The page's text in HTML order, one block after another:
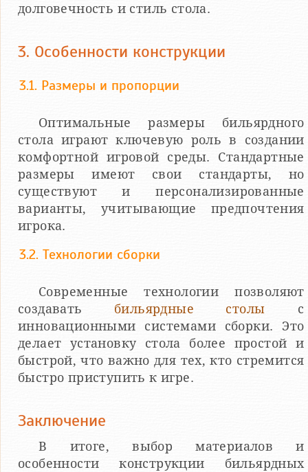
долговечность и стиль стола.
3. Особенности конструкции
3.1. Размеры и пропорции
Оптимальные размеры бильярдного
стола играют ключевую роль в создании
комфортной игровой среды. Стандартные
размеры имеют свои стандарты, но
существуют и персонализированные
варианты, учитывающие предпочтения
игрока.
3.2. Технологии сборки
Современные технологии позволяют
создавать бильярдные столы с
инновационными системами сборки. Это
делает установку стола более простой и
быстрой, что важно для тех, кто стремится
быстро приступить к игре.
Заключение
В итоге, выбор материалов и
особенности конструкции бильярдных